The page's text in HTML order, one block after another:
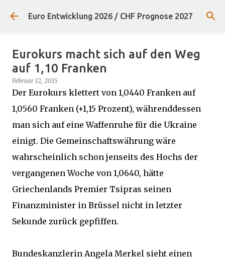
Direkt zum Hauptbereich
Euro Entwicklung 2026 / CHF Prognose 2027
Eurokurs macht sich auf den Weg
auf 1,10 Franken
Februar 12, 2015
Der Eurokurs klettert von 1,0440 Franken auf
1,0560 Franken (+1,15 Prozent), währenddessen
man sich auf eine Waffenruhe für die Ukraine
einigt. Die Gemeinschaftswährung wäre
wahrscheinlich schon jenseits des Hochs der
vergangenen Woche von 1,0640, hätte
Griechenlands Premier Tsipras seinen
Finanzminister in Brüssel nicht in letzter
Sekunde zurück gepfiffen.
Bundeskanzlerin Angela Merkel sieht einen